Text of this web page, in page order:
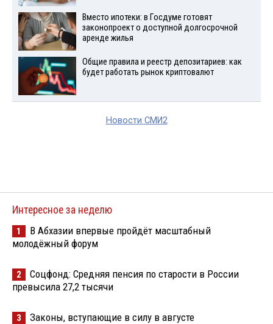
Вместо ипотеки: в Госдуме готовят
законопроект о доступной долгосрочной
аренде жилья
Общие правила и реестр депозитариев: как
будет работать рынок криптовалют
Новости СМИ2
Интересное за неделю
1
В Абхазии впервые пройдёт масштабный
молодёжный форум
2
Соцфонд: Средняя пенсия по старости в России
превысила 27,2 тысячи
3 Законы, вступающие в силу в августе